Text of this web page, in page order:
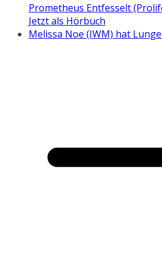
Prometheus Entfesselt
Jetzt als Hörbuch
Melissa Noe (IWM) hat